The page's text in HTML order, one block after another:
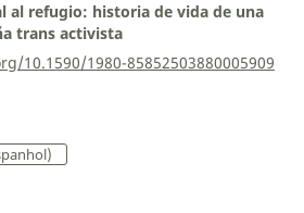
al refugio: historia de vida de una
trans activista
10.1590/1980-85852503880005909